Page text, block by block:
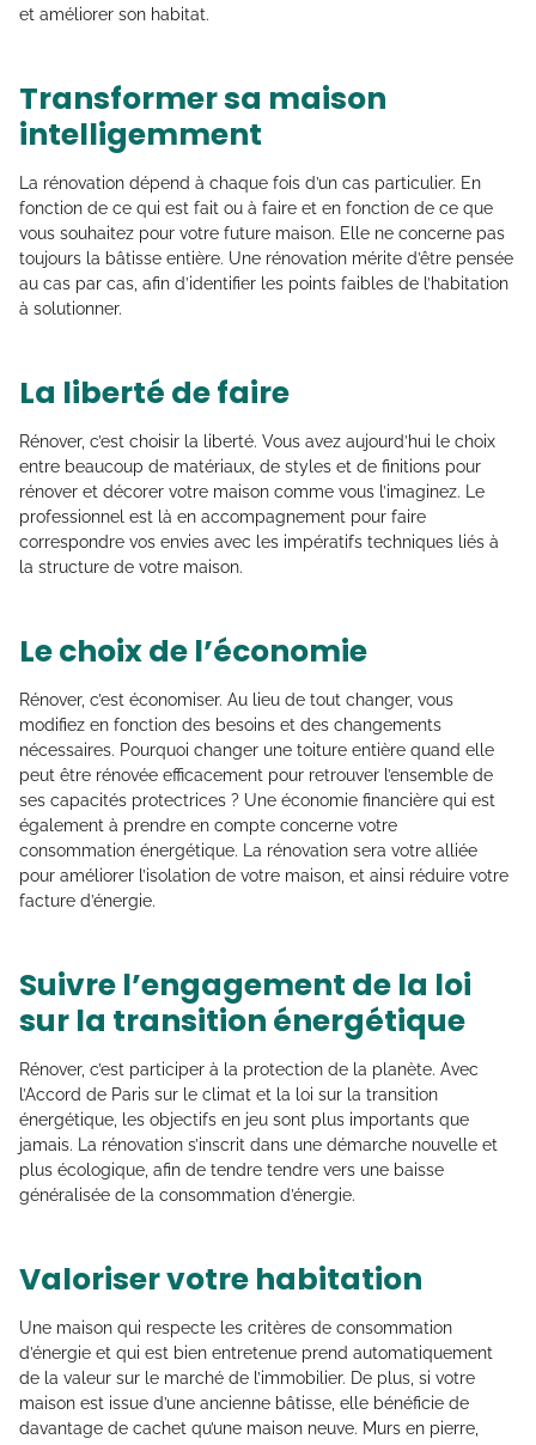
et améliorer son habitat.
Transformer sa maison
intelligemment
La rénovation dépend à chaque fois d’un cas particulier. En
fonction de ce qui est fait ou à faire et en fonction de ce que
vous souhaitez pour votre future maison. Elle ne concerne pas
toujours la bâtisse entière. Une rénovation mérite d’être pensée
au cas par cas, afin d’identifier les points faibles de l’habitation
à solutionner.
La liberté de faire
Rénover, c’est choisir la liberté. Vous avez aujourd’hui le choix
entre beaucoup de matériaux, de styles et de finitions pour
rénover et décorer votre maison comme vous l’imaginez. Le
professionnel est là en accompagnement pour faire
correspondre vos envies avec les impératifs techniques liés à
la structure de votre maison.
Le choix de l’économie
Rénover, c’est économiser. Au lieu de tout changer, vous
modifiez en fonction des besoins et des changements
nécessaires. Pourquoi changer une toiture entière quand elle
peut être rénovée efficacement pour retrouver l’ensemble de
ses capacités protectrices ? Une économie financière qui est
également à prendre en compte concerne votre
consommation énergétique. La rénovation sera votre alliée
pour améliorer l’isolation de votre maison, et ainsi réduire votre
facture d’énergie.
Suivre l’engagement de la loi
sur la transition énergétique
Rénover, c’est participer à la protection de la planète. Avec
l’Accord de Paris sur le climat et la loi sur la transition
énergétique, les objectifs en jeu sont plus importants que
jamais. La rénovation s’inscrit dans une démarche nouvelle et
plus écologique, afin de tendre tendre vers une baisse
généralisée de la consommation d’énergie.
Valoriser votre habitation
Une maison qui respecte les critères de consommation
d’énergie et qui est bien entretenue prend automatiquement
de la valeur sur le marché de l’immobilier. De plus, si votre
maison est issue d’une ancienne bâtisse, elle bénéficie de
davantage de cachet qu’une maison neuve. Murs en pierre,